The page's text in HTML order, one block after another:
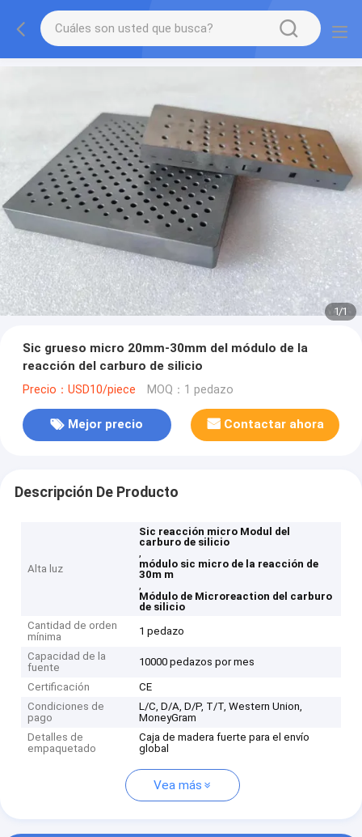
1/1
Sic grueso micro 20mm-30mm del módulo de la
reacción del carburo de silicio
Precio：USD10/piece MOQ：1 pedazo
Mejor precio Contactar ahora
Descripción De Producto
Alta luz
Sic reacción micro Modul del
carburo de silicio
,
módulo sic micro de la reacción de
30m m
,
Módulo de Microreaction del carburo
de silicio
Cantidad de orden
mínima
1 pedazo
Capacidad de la
fuente
10000 pedazos por mes
Certificación
CE
Condiciones de
pago
L/C, D/A, D/P, T/T, Western Union,
MoneyGram
Detalles de
empaquetado
Caja de madera fuerte para el envío
global
Vea más